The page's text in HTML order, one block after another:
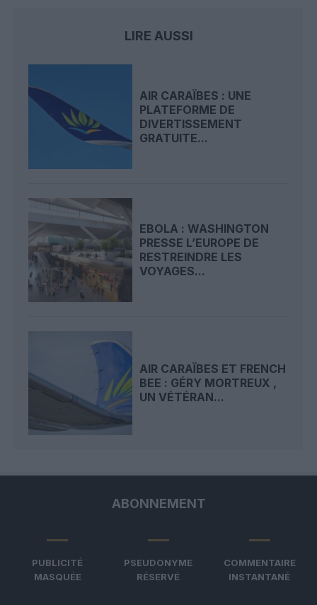
LIRE AUSSI
AIR CARAÏBES : UNE
PLATEFORME DE
DIVERTISSEMENT
GRATUITE...
EBOLA : WASHINGTON
PRESSE L’EUROPE DE
RESTREINDRE LES
VOYAGES...
AIR CARAÏBES ET FRENCH
BEE : GÉRY MORTREUX ,
UN VÉTÉRAN...
ABONNEMENT
PUBLICITÉ
MASQUÉE
PSEUDONYME
RÉSERVÉ
COMMENTAIRE
INSTANTANÉ